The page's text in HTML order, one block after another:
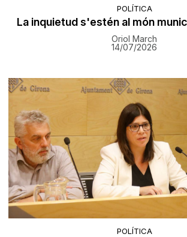
POLÍTICA
La inquietud s'estén al món
Oriol March
14/07/2026
POLÍTICA